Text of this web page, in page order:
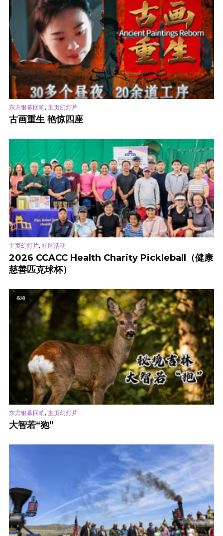
东方银幕回响, 主页幻灯片
古画重生 艳惊四座
主页幻灯片, 社区活动
2026 CCACC Health Charity Pickleball（健康
慈善匹克球杯）
视频
东方银幕回响, 主页幻灯片
大智若“狍”